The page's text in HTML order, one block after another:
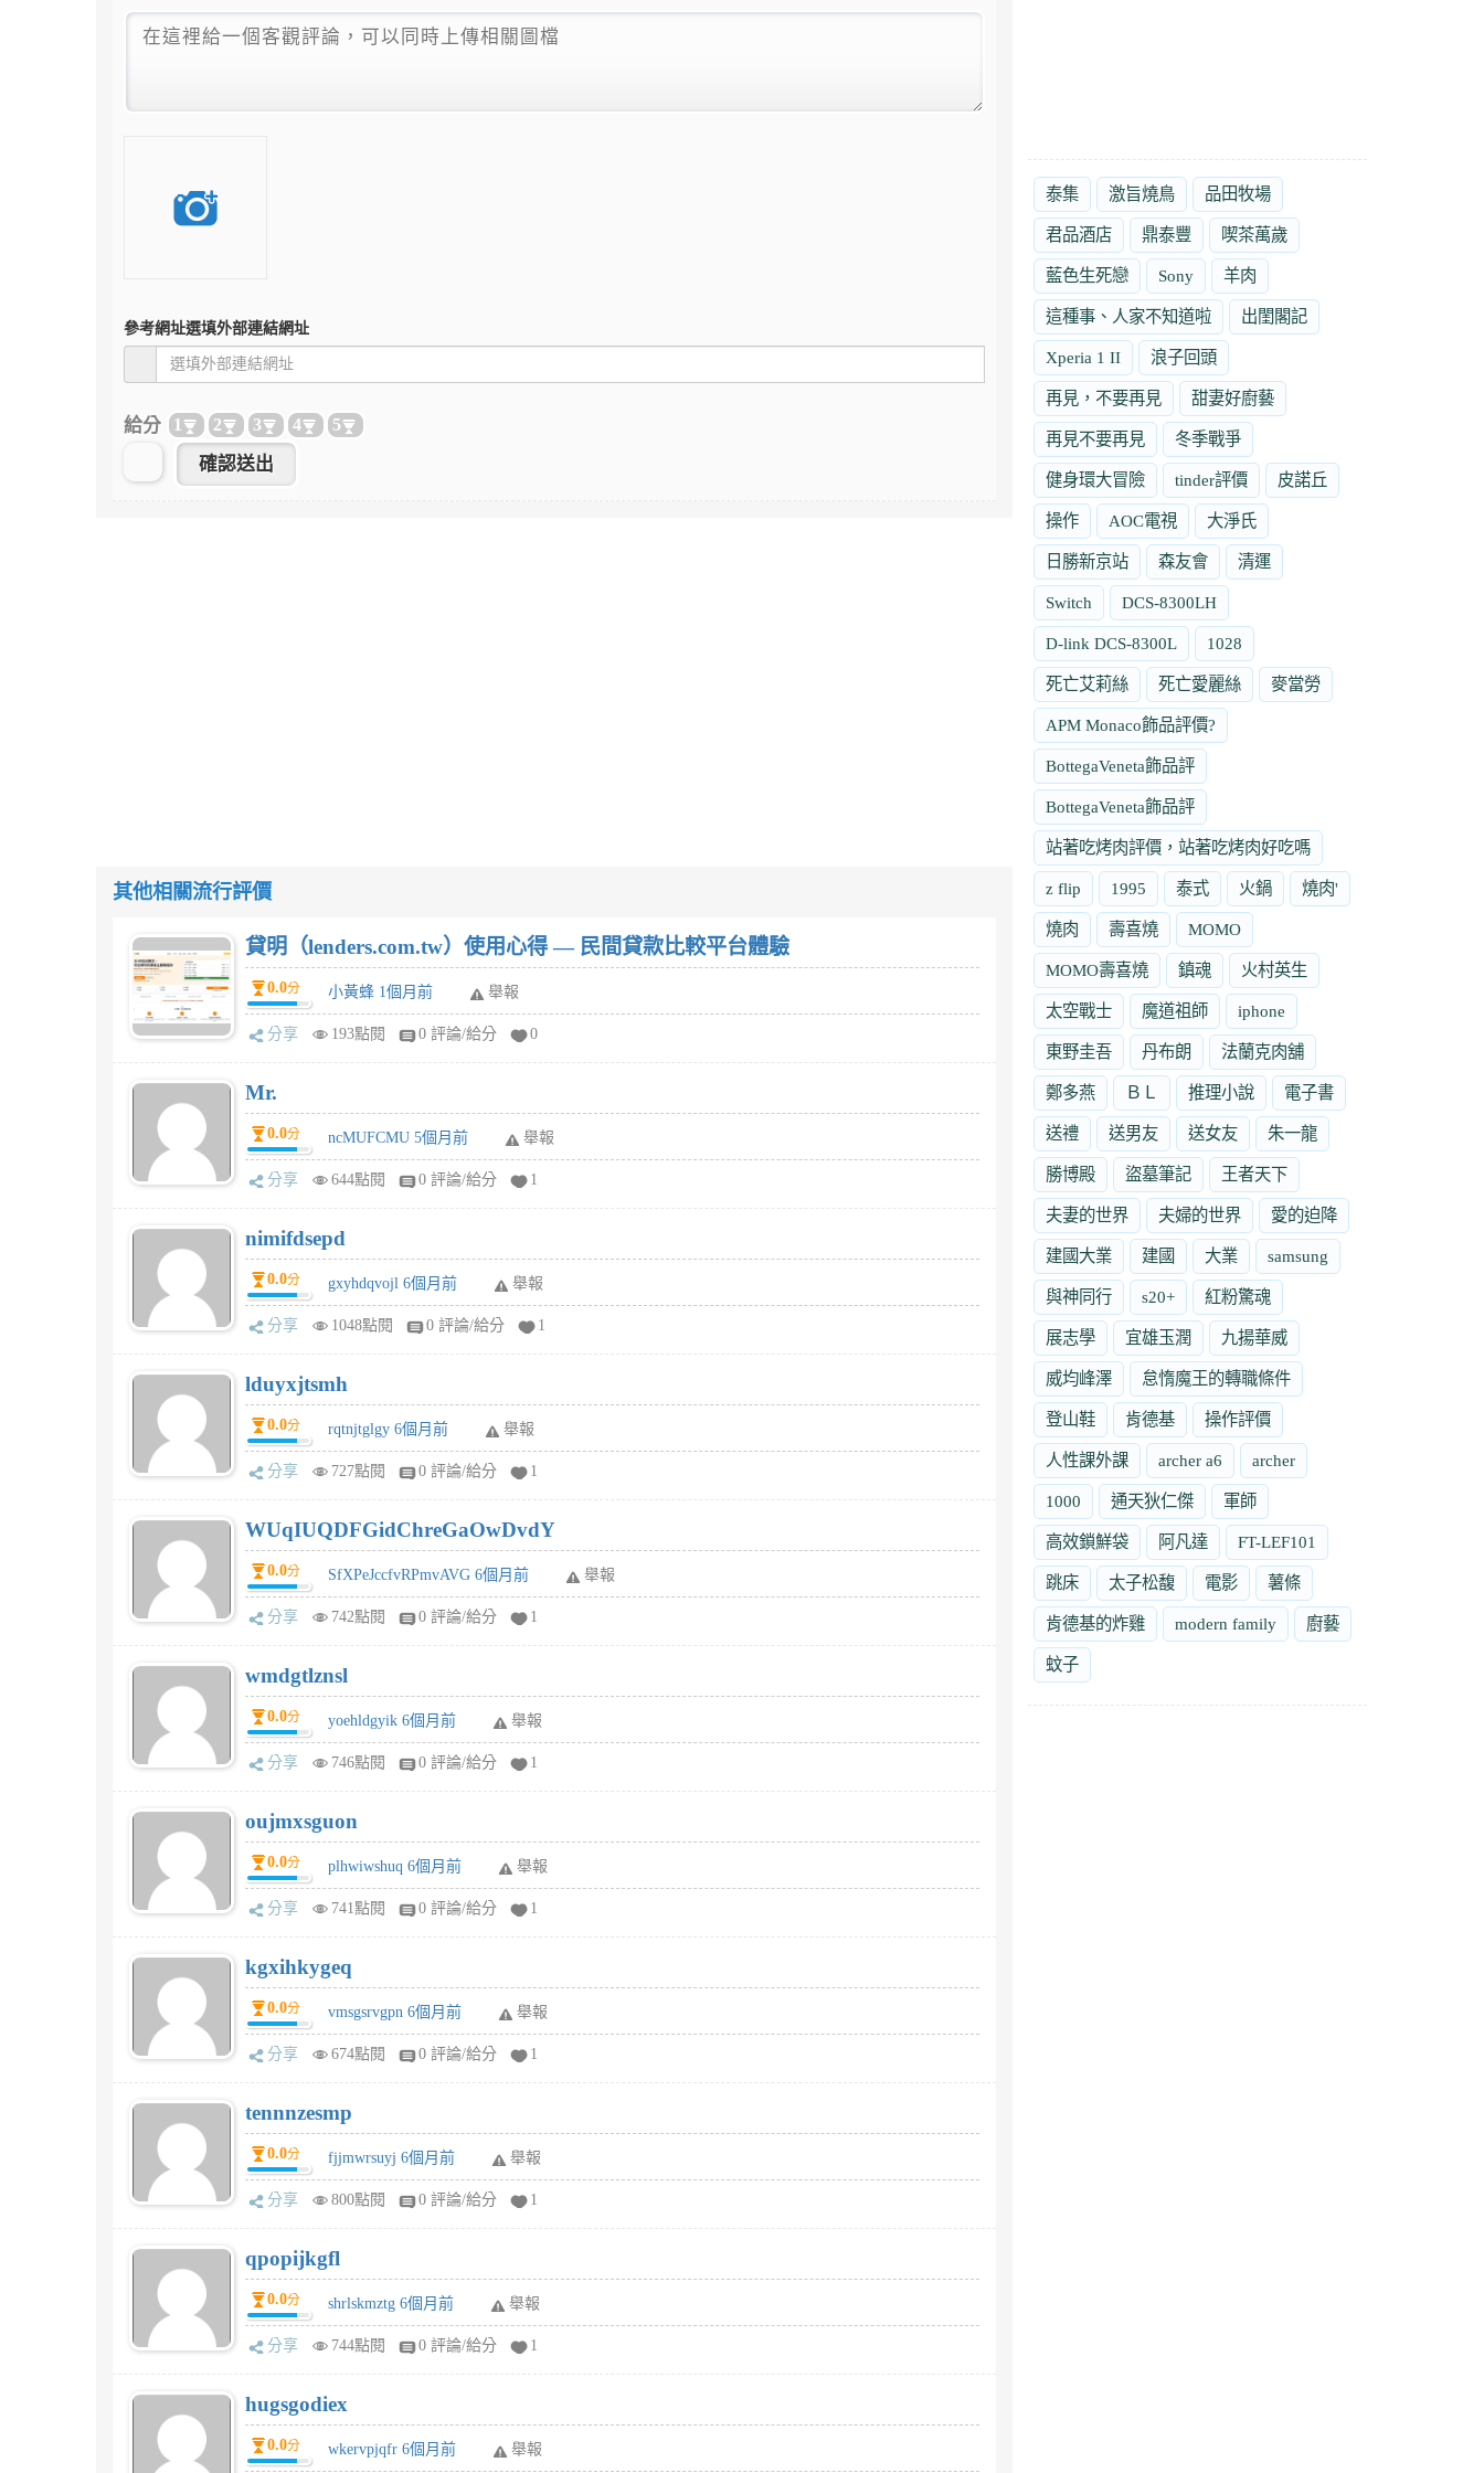
參考網址選填外部連結網址
給分 1 2 3 4 5
其他相關流行評價
貸明（lenders.com.tw）使用心得 — 民間貸款比較平台體驗
0.0分 小黃蜂 1個月前 舉報
分享 193點閱 0 評論/給分 0
Mr.
0.0分 ncMUFCMU 5個月前 舉報
分享 644點閱 0 評論/給分 1
nimifdsepd
0.0分 gxyhdqvojl 6個月前 舉報
分享 1048點閱 0 評論/給分 1
lduyxjtsmh
0.0分 rqtnjtglgy 6個月前 舉報
分享 727點閱 0 評論/給分 1
WUqIUQDFGidChreGaOwDvdY
0.0分 SfXPeJccfvRPmvAVG 6個月前 舉報
分享 742點閱 0 評論/給分 1
wmdgtlznsl
0.0分 yoehldgyik 6個月前 舉報
分享 746點閱 0 評論/給分 1
oujmxsguon
0.0分 plhwiwshuq 6個月前 舉報
分享 741點閱 0 評論/給分 1
kgxihkygeq
0.0分 vmsgsrvgpn 6個月前 舉報
分享 674點閱 0 評論/給分 1
tennnzesmp
0.0分 fjjmwrsuyj 6個月前 舉報
分享 800點閱 0 評論/給分 1
qpopijkgfl
0.0分 shrlskmztg 6個月前 舉報
分享 744點閱 0 評論/給分 1
hugsgodiex
0.0分 wkervpjqfr 6個月前 舉報
泰集 激旨燒鳥 品田牧場
君品酒店 鼎泰豐 喫茶萬歲
藍色生死戀 Sony 羊肉
這種事、人家不知道啦 出閨閣記
Xperia 1 II 浪子回頭
再見，不要再見 甜妻好廚藝
再見不要再見 冬季戰爭
健身環大冒險 tinder評價 皮諾丘
操作 AOC電視 大淨氏
日勝新京站 森友會 清運
Switch DCS-8300LH
D-link DCS-8300L 1028
死亡艾莉絲 死亡愛麗絲 麥當勞
APM Monaco飾品評價?
BottegaVeneta飾品評
BottegaVeneta飾品評
站著吃烤肉評價，站著吃烤肉好吃嗎
z flip 1995 泰式 火鍋 燒肉'
燒肉 壽喜燒 MOMO
MOMO壽喜燒 鎮魂 火村英生
太空戰士 魔道祖師 iphone
東野圭吾 丹布朗 法蘭克肉舖
鄭多燕 ＢＬ 推理小說 電子書
送禮 送男友 送女友 朱一龍
勝博殿 盜墓筆記 王者天下
夫妻的世界 夫婦的世界 愛的迫降
建國大業 建國 大業 samsung
與神同行 s20+ 紅粉驚魂
展志學 宜雄玉潤 九揚華威
威均峰澤 怠惰魔王的轉職條件
登山鞋 肯德基 操作評價
人性課外課 archer a6 archer
1000 通天狄仁傑 軍師
高效鎖鮮袋 阿凡達 FT-LEF101
跳床 太子松馥 電影 薯條
肯德基的炸雞 modern family 廚藝
蚊子